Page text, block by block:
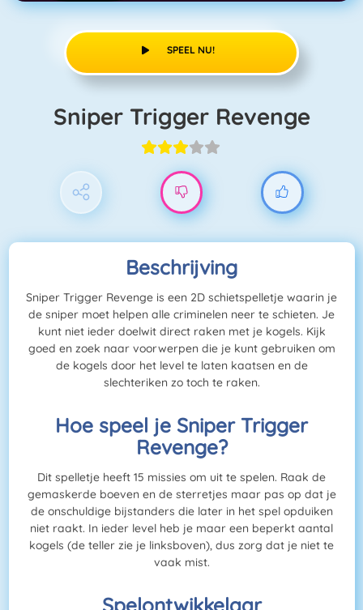
SPEEL NU!
Sniper Trigger Revenge
Beschrijving
Sniper Trigger Revenge is een 2D schietspelletje waarin je
de sniper moet helpen alle criminelen neer te schieten. Je
kunt niet ieder doelwit direct raken met je kogels. Kijk
goed en zoek naar voorwerpen die je kunt gebruiken om
de kogels door het level te laten kaatsen en de
slechteriken zo toch te raken.
Hoe speel je Sniper Trigger
Revenge?
Dit spelletje heeft 15 missies om uit te spelen. Raak de
gemaskerde boeven en de sterretjes maar pas op dat je
de onschuldige bijstanders die later in het spel opduiken
niet raakt. In ieder level heb je maar een beperkt aantal
kogels (de teller zie je linksboven), dus zorg dat je niet te
vaak mist.
Spelontwikkelaar